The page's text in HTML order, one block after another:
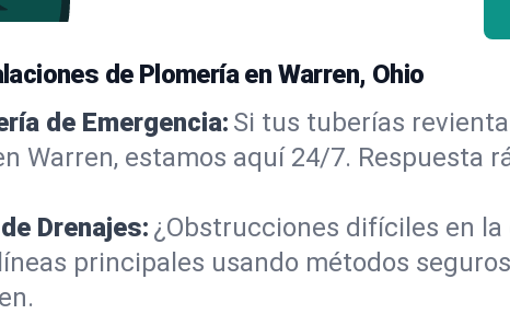
de Plomería en Warren, Ohio
de Emergencia: Si tus tuberías
Warren, estamos aquí 24/7. Respuesta
Drenajes: ¿Obstrucciones difíciles en
principales usando métodos